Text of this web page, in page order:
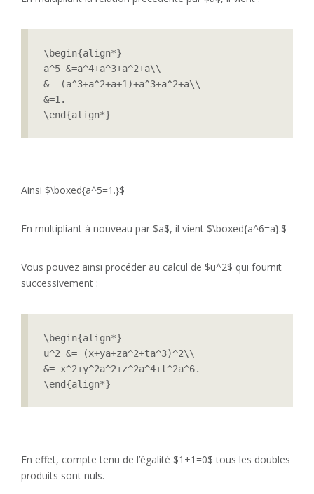
\begin{align*}
a^5 &=a^4+a^3+a^2+a\\
&= (a^3+a^2+a+1)+a^3+a^2+a\\
&=1.
\end{align*}
Ainsi $\boxed{a^5=1.}$
En multipliant à nouveau par $a$, il vient $\boxed{a^6=a}.$
Vous pouvez ainsi procéder au calcul de $u^2$ qui fournit
successivement :
\begin{align*}
u^2 &= (x+ya+za^2+ta^3)^2\\
&= x^2+y^2a^2+z^2a^4+t^2a^6.
\end{align*}
En effet, compte tenu de l’égalité $1+1=0$ tous les doubles
produits sont nuls.